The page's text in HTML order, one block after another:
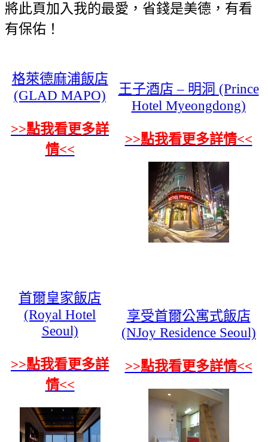
將此頁加入我的最愛，省錢是美德，有看
有保佑！
格萊德麻浦飯店
(GLAD MAPO)
>>點我看更多詳
情<<
王子酒店 – 明洞 (Prince
Hotel Myeongdong)
>>點我看更多詳情<<
首爾皇家飯店
(Royal Hotel
Seoul)
>>點我看更多詳
情<<
享受首爾公寓式飯店
(NJoy Residence Seoul)
>>點我看更多詳情<<